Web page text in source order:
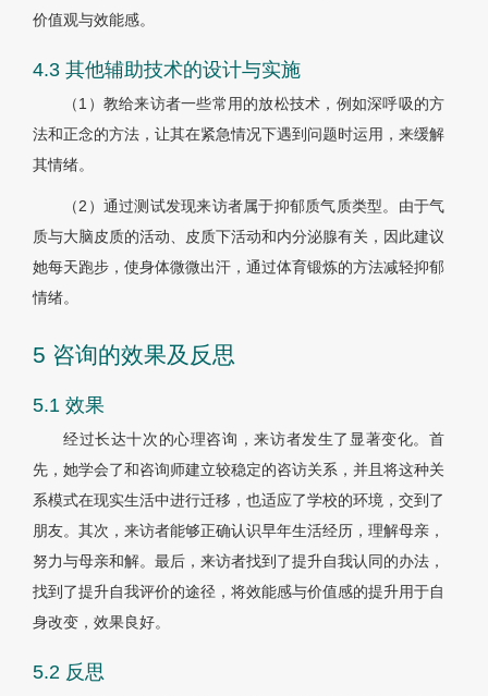
价值观与效能感。
4.3 其他辅助技术的设计与实施
（1）教给来访者一些常用的放松技术，例如深呼吸的方
法和正念的方法，让其在紧急情况下遇到问题时运用，来缓解
其情绪。
（2）通过测试发现来访者属于抑郁质气质类型。由于气
质与大脑皮质的活动、皮质下活动和内分泌腺有关，因此建议
她每天跑步，使身体微微出汗，通过体育锻炼的方法减轻抑郁
情绪。
5 咨询的效果及反思
5.1 效果
经过长达十次的心理咨询，来访者发生了显著变化。首
先，她学会了和咨询师建立较稳定的咨访关系，并且将这种关
系模式在现实生活中进行迁移，也适应了学校的环境，交到了
朋友。其次，来访者能够正确认识早年生活经历，理解母亲，
努力与母亲和解。最后，来访者找到了提升自我认同的办法，
找到了提升自我评价的途径，将效能感与价值感的提升用于自
身改变，效果良好。
5.2 反思